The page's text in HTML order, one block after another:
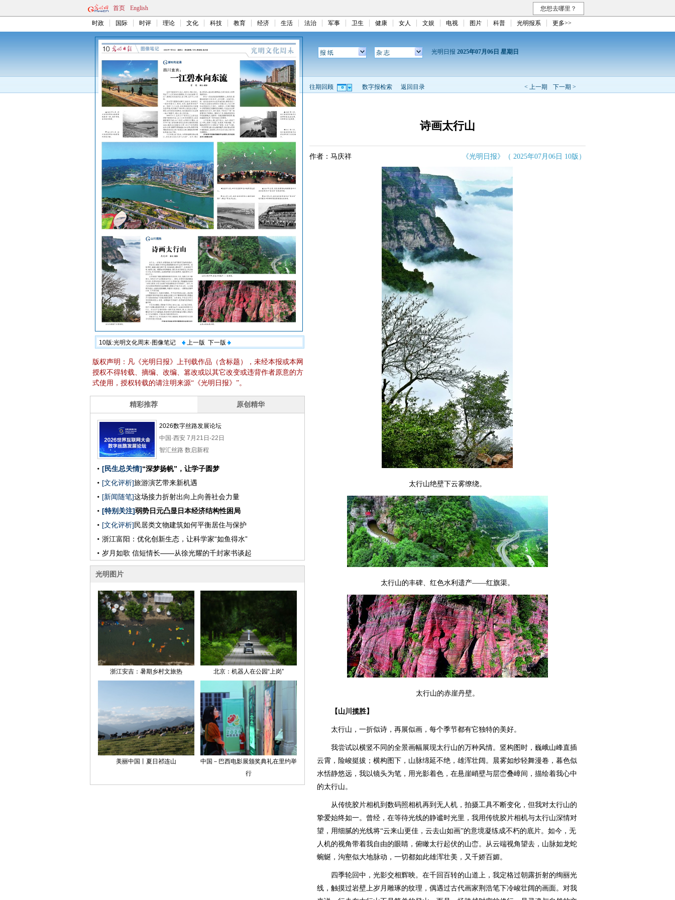
首页 English 您想去哪里？
时政 国际 时评 理论 文化 科技 教育 经济 生活 法治 军事 卫生 健康 女人 文娱 电视 图片 科普 光明报系 更多>>
10版:光明文化周末·图像笔记 上一版 下一版
版权声明：凡《光明日报》上刊载作品（含标题），未经本报或本网
授权不得转载、摘编、改编、篡改或以其它改变或违背作者原意的方
式使用，授权转载的请注明来源“《光明日报》”。
报 纸 杂 志 光明日报 2025年07月06日 星期日
< 上一期 下一期 >
往期回顾 数字报检索 返回目录
诗画太行山
作者：马庆祥 《光明日报》（ 2025年07月06日 10版）
太行山绝壁下云雾缭绕。
太行山的丰碑、红色水利遗产——红旗渠。
太行山的赤崖丹壁。
【山川揽胜】
太行山，一折似诗，再展似画，每个季节都有它独特的美好。
我尝试以横竖不同的全景画幅展现太行山的万种风情。竖构图时，巍峨山峰直插
云霄，险峻挺拔；横构图下，山脉绵延不绝，雄浑壮阔。晨雾如纱轻舞漫卷，暮色似
水恬静悠远，我以镜头为笔，用光影着色，在悬崖峭壁与层峦叠嶂间，描绘着我心中
的太行山。
从传统胶片相机到数码照相机再到无人机，拍摄工具不断变化，但我对太行山的
挚爱始终如一。曾经，在等待光线的静谧时光里，我用传统胶片相机与太行山深情对
望，用细腻的光线将“云来山更佳，云去山如画”的意境凝练成不朽的底片。如今，无
人机的视角带着我自由的眼睛，俯瞰太行起伏的山峦。从云端视角望去，山脉如龙蛇
蜿蜒，沟壑似大地脉动，一切都如此雄浑壮美，又千娇百媚。
四季轮回中，光影交相辉映。在千回百转的山道上，我定格过朝露折射的绚丽光
线，触摸过岩壁上岁月雕琢的纹理，偶遇过古代画家荆浩笔下冷峻壮阔的画面。对我